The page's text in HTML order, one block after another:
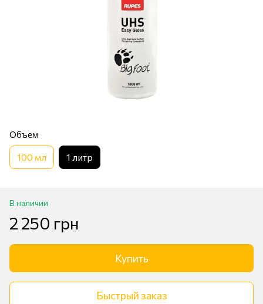
Объем
100 мл 1 литр
В наличии
2 250 грн
Купить
Быстрый заказ